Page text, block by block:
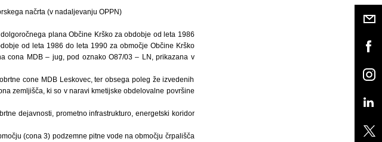
načrta (v nadaljevanju OPPN)
plana Občine Krško za obdobje od leta 1986
od leta 1986 do leta 1990 za območje Občine Krško
cona MDB – jug, pod oznako O87/03 – LN, prikazana v
cone MDB Leskovec, ter obsega poleg že izvedenih
zemljišča, ki so v naravi kmetijske obdelovalne površine
dejavnosti, prometno infrastrukturo, energetski koridor
(cona 3) podzemne pitne vode na območju črpališča